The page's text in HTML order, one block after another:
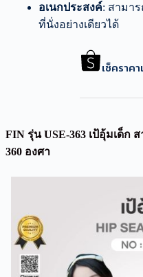
อเนกประสงค์: สามา
ที่นั่งอย่างเดียวได้
เช็คราค
FIN รุ่น USE-363 เป้อุ้มเด็ก
360 องศา